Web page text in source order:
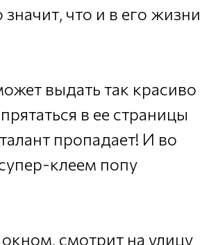
что и в его жизни
выдать так красиво
в ее страницы
пропадает! И во
клеем попу
смотрит на улицу